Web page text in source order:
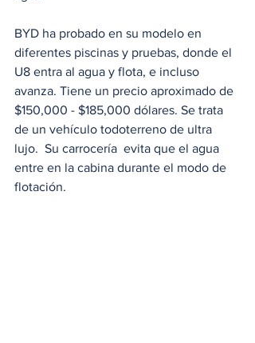
BYD ha probado en su modelo en
diferentes piscinas y pruebas, donde el
U8 entra al agua y flota, e incluso
avanza. Tiene un precio aproximado de
$150,000 - $185,000 dólares. Se trata
de un vehículo todoterreno de ultra
lujo.  Su carrocería  evita que el agua
entre en la cabina durante el modo de
flotación.